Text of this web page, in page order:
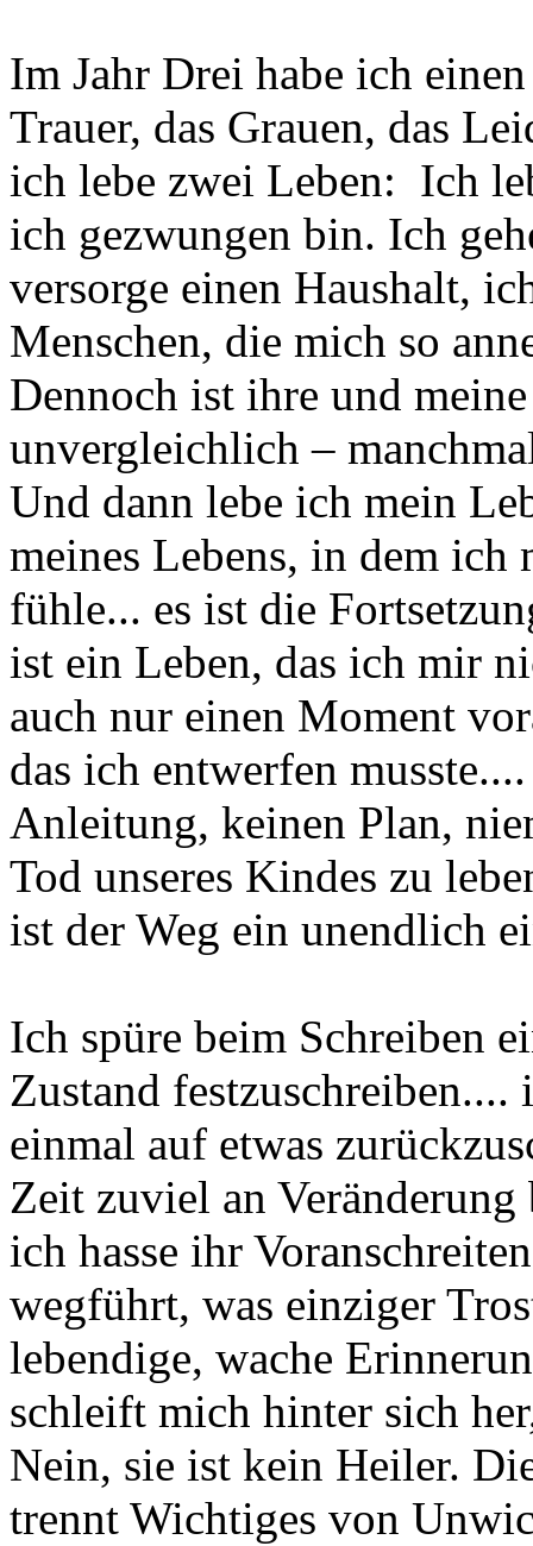
Im Jahr Drei habe ich
Trauer, das Grauen, das
ich lebe zwei Leben: Ich
ich gezwungen bin. Ich
versorge einen Haushalt,
Menschen, die mich so
Dennoch ist ihre und
unvergleichlich –
Und dann lebe ich mein
meines Lebens, in dem ich
fühle... es ist die
ist ein Leben, das ich mir
auch nur einen Moment
das ich entwerfen
Anleitung, keinen Plan,
Tod unseres Kindes zu
ist der Weg ein unendlich
Ich spüre beim Schreiben
Zustand
einmal auf etwas
Zeit zuviel an
ich hasse ihr
wegführt, was einziger
lebendige, wache
schleift mich hinter sich
Nein, sie ist kein Heiler.
trennt Wichtiges von